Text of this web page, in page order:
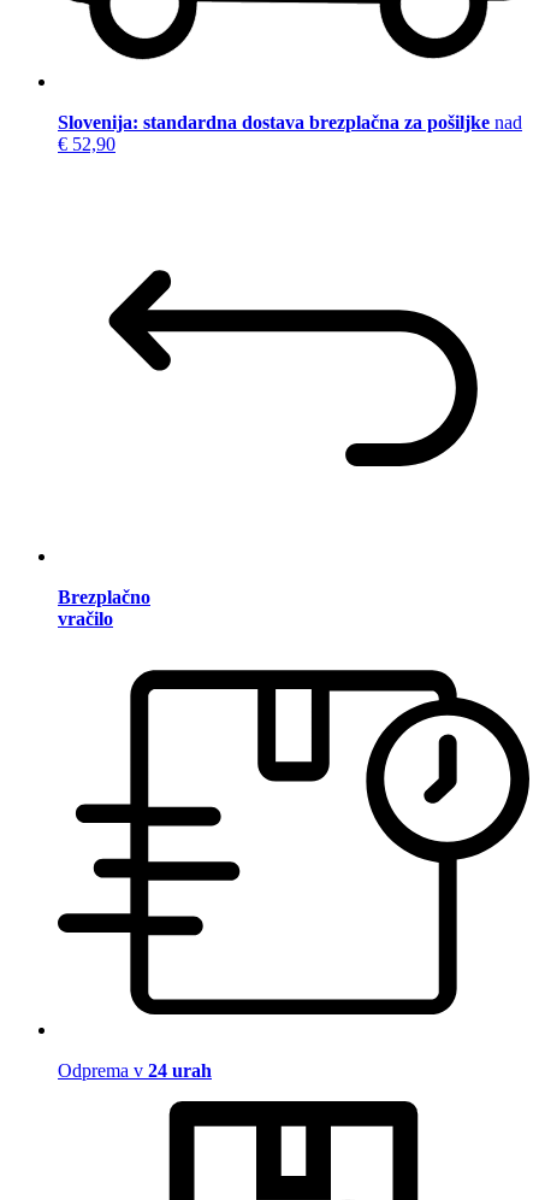
Slovenija: standardna dostava brezplačna za pošiljke nad
€ 52,90
Brezplačno
vračilo
Odprema v 24 urah